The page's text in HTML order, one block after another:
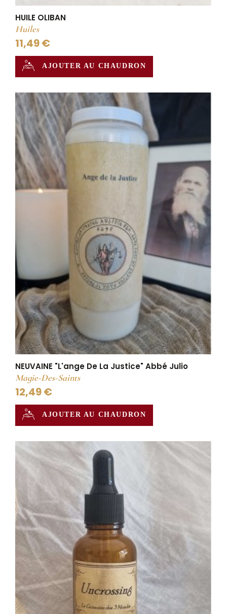
HUILE OLIBAN
Huiles
11,49 €
AJOUTER AU CHAUDRON
NEUVAINE "L'ange De La Justice" Abbé Julio
Magie-Des-Saints
12,49 €
AJOUTER AU CHAUDRON